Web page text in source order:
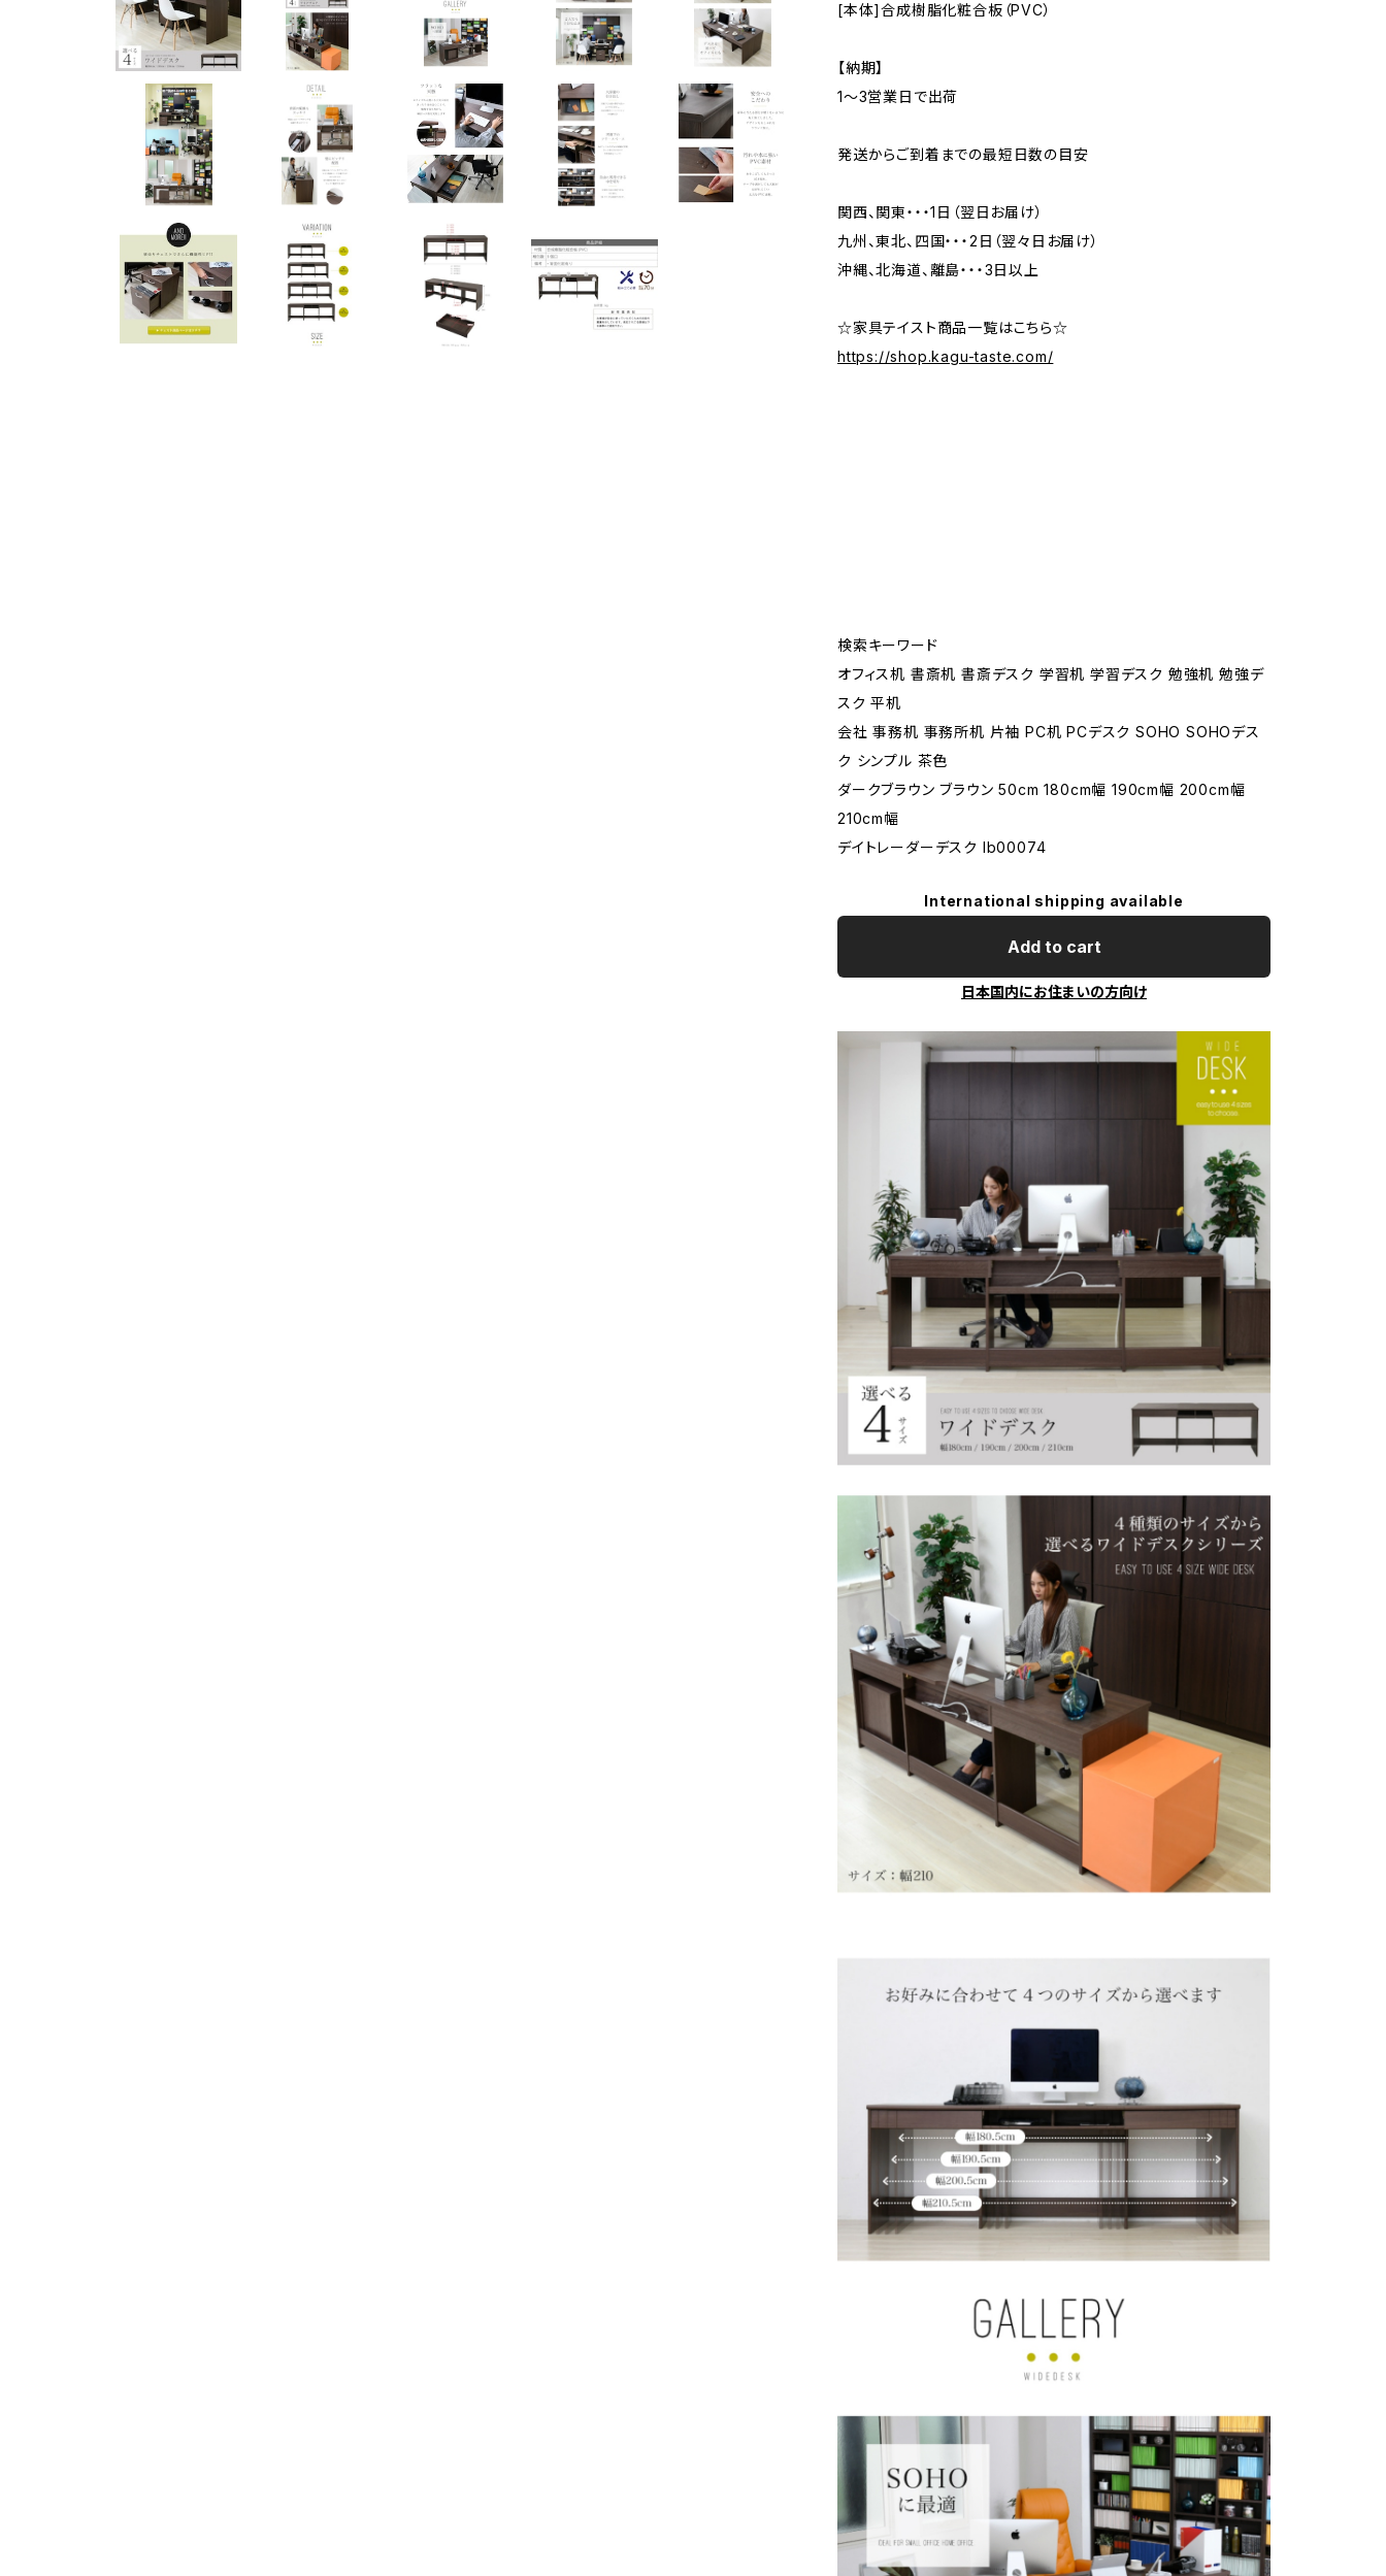
[本体]合成樹脂化粧合板（PVC）
【納期】
1〜3営業日で出荷
発送からご到着までの最短日数の目安
関西、関東・・・1日（翌日お届け）
九州、東北、四国・・・2日（翌々日お届け）
沖縄、北海道、離島・・・3日以上
☆家具テイスト商品一覧はこちら☆
https://shop.kagu-taste.com/
検索キーワード
オフィス机 書斎机 書斎デスク 学習机 学習デスク 勉強机 勉強デ
スク 平机
会社 事務机 事務所机 片袖 PC机 PCデスク SOHO SOHOデス
ク シンプル 茶色
ダークブラウン ブラウン 50cm 180cm幅 190cm幅 200cm幅
210cm幅
デイトレーダーデスク lb00074
International shipping available
Add to cart
日本国内にお住まいの方向け